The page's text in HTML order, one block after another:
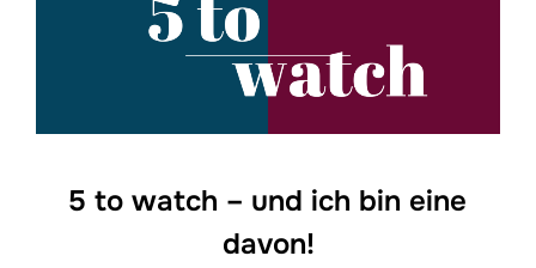
5 to watch – und ich bin eine
davon!